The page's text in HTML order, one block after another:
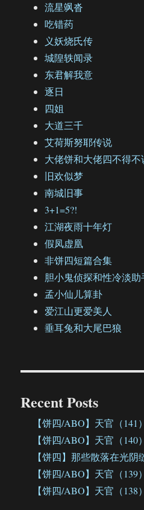
流星飒沓
吃错药
义妖烧氏传
城隍轶闻录
东君解我意
逐日
四姐
大道三千
艾荷斯努耶传说
大佬饼和大佬四不得
旧欢似梦
南城旧事
3+1=5?!
江湖夜雨十年灯
假凤虚凰
非饼四短篇合集
胆小鬼侦探和性冷淡助
孟小仙儿算卦
爱江山更爱美人
垂耳兔和大尾巴狼
Recent Posts
【饼四/ABO】天官（141）
【饼四/ABO】天官（140）
【饼四】那些散落在光阴
【饼四/ABO】天官（139）
【饼四/ABO】天官（138）